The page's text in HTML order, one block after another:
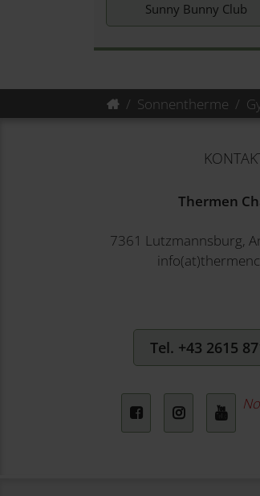
Sunny Bunny Club
Sonnentherme
Thermen
7361 Lutzmannsburg,
Tel. +43 2615